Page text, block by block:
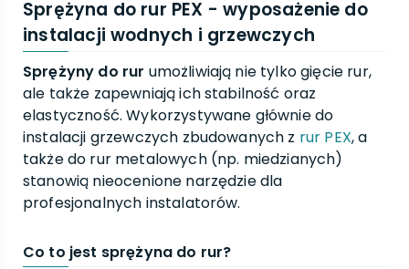
Sprężyna do rur PEX - wyposażenie do
instalacji wodnych i grzewczych
Sprężyny do rur umożliwiają nie tylko gięcie rur,
ale także zapewniają ich stabilność oraz
elastyczność. Wykorzystywane głównie do
instalacji grzewczych zbudowanych z rur PEX, a
także do rur metalowych (np. miedzianych)
stanowią nieocenione narzędzie dla
profesjonalnych instalatorów.
Co to jest sprężyna do rur?